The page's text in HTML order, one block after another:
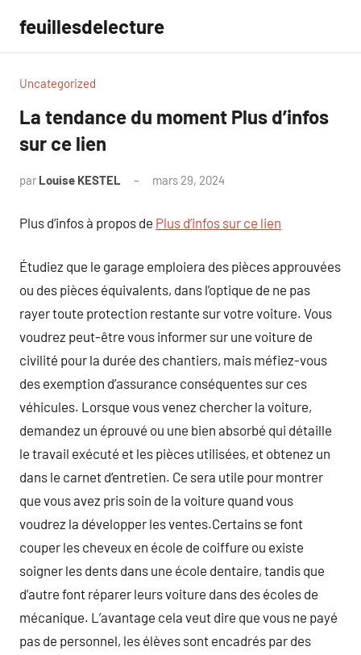
contenu
feuillesdelecture
Uncategorized
La tendance du moment Plus d’infos
sur ce lien
par Louise KESTEL mars 29, 2024
Plus d’infos à propos de Plus d’infos sur ce lien
Étudiez que le garage emploiera des pièces approuvées
ou des pièces équivalents, dans l’optique de ne pas
rayer toute protection restante sur votre voiture. Vous
voudrez peut-être vous informer sur une voiture de
civilité pour la durée des chantiers, mais méfiez-vous
des exemption d’assurance conséquentes sur ces
véhicules. Lorsque vous venez chercher la voiture,
demandez un éprouvé ou une bien absorbé qui détaille
le travail exécuté et les pièces utilisées, et obtenez un
dans le carnet d’entretien. Ce sera utile pour montrer
que vous avez pris soin de la voiture quand vous
voudrez la développer les ventes.Certains se font
couper les cheveux en école de coiffure ou existe
soigner les dents dans une école dentaire, tandis que
d’autre font réparer leurs voiture dans des écoles de
mécanique. L’avantage cela veut dire que vous ne payé
pas de personnel, les élèves sont encadrés par des